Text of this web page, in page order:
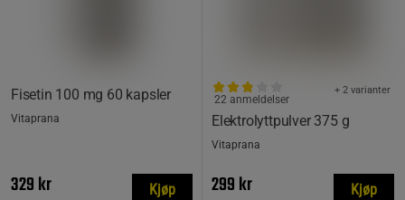
Fisetin 100 mg 60 kapsler
Vitaprana
329 kr Kjøp
Elektrolyttpulver 375 g
+ 2 varianter
22 anmeldelser
Vitaprana
299 kr Kjøp